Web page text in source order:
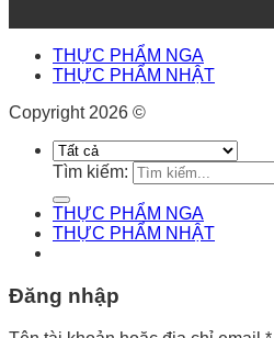
THỰC PHẨM NGA
THỰC PHẨM NHẬT
Copyright 2026 ©
Tìm kiếm:
THỰC PHẨM NGA
THỰC PHẨM NHẬT
Đăng nhập